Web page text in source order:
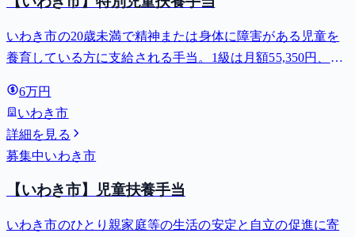
いわき市の20歳未満で精神または身体に障害がある児童を
養育している方に支給される手当。1級は月額55,350円、2
6万円
いわき市
詳細を見る
募集中いわき市
【いわき市】児童扶養手当
いわき市のひとり親家庭等の生活の安定と自立の促進に寄